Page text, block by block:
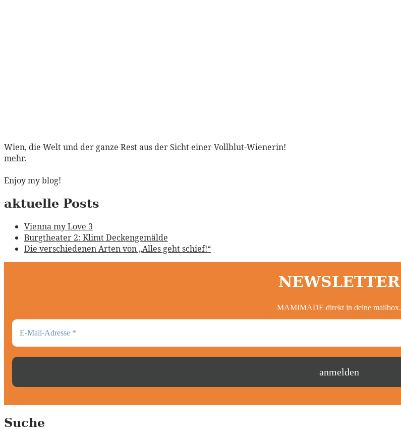
Wien, die Welt und der ganze Rest aus der Sicht einer Vollblut-Wienerin!
mehr.
Enjoy my blog!
aktuelle Posts
Vienna my Love 3
Burgtheater 2: Klimt Deckengemälde
Die verschiedenen Arten von „Alles geht schief!“
NEWSLETTER
MAMIMADE direkt in deine mailbox.
Suche